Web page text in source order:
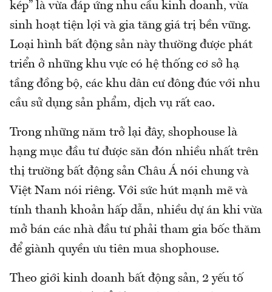
kép” là vừa đáp ứng nhu cầu kinh doanh, vừa
sinh hoạt tiện lợi và gia tăng giá trị bền vững.
Loại hình bất động sản này thường được phát
triển ở những khu vực có hệ thống cơ sở hạ
tầng đồng bộ, các khu dân cư đông đúc với nhu
cầu sử dụng sản phẩm, dịch vụ rất cao.
Trong những năm trở lại đây, shophouse là
hạng mục đầu tư được săn đón nhiều nhất trên
thị trường bất động sản Châu Á nói chung và
Việt Nam nói riêng. Với sức hút mạnh mẽ và
tính thanh khoản hấp dẫn, nhiều dự án khi vừa
mở bán các nhà đầu tư phải tham gia bốc thăm
để giành quyền ưu tiên mua shophouse.
Theo giới kinh doanh bất động sản, 2 yếu tố